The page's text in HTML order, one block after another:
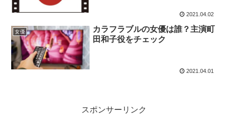
2021.04.02
女優
カラフラブルの女優は誰？主演町
田和子役をチェック
2021.04.01
スポンサーリンク